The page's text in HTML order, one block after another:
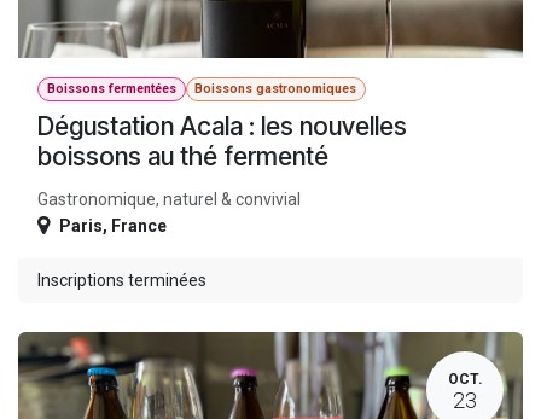
Boissons fermentées Boissons gastronomiques
Dégustation Acala : les nouvelles
boissons au thé fermenté
Gastronomique, naturel & convivial
Paris, France
Inscriptions terminées
OCT.
23